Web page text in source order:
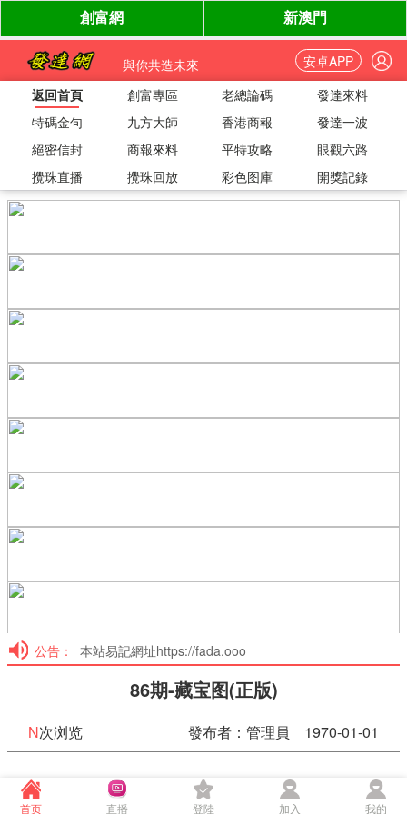
與你共造未來
安卓APP
返回首頁
創富專區 老總論碼
發達來料
特碼金句
九方大師 香港商報
發達一波
絕密信封
商報來料 平特攻略
眼觀六路
攪珠直播
攪珠回放 彩色图庫 開獎記錄
公告： 本站易記網址https://fada.ooo
86期-藏宝图(正版)
N次浏览 發布者：管理員 1970-01-01
86期-藏宝图(正版)
首页 直播 登陸 加入 我的